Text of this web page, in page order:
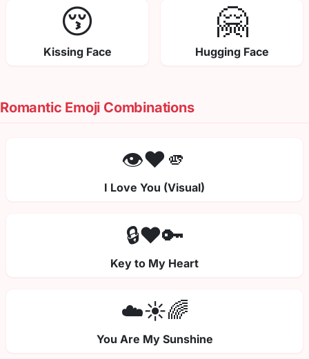
😚
Kissing Face
🤗
Hugging Face
Romantic Emoji Combinations
👁️❤️🫵
I Love You (Visual)
🔒❤️🔑
Key to My Heart
☁️☀️🌈
You Are My Sunshine